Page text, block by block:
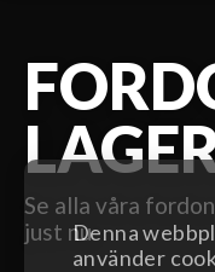
Se alla våra
just nuDenna
använder